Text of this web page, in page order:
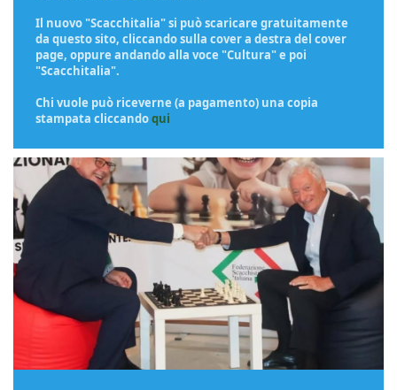
Il nuovo "Scacchitalia" si può scaricare gratuitamente
da questo sito, cliccando sulla cover a destra del cover
page, oppure andando alla voce "Cultura" e poi
"Scacchitalia".
Chi vuole può riceverne (a pagamento) una copia
stampata cliccandoqui